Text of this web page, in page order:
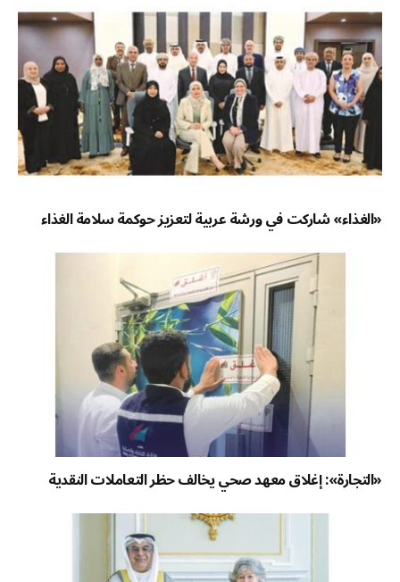
«الغذاء» شاركت في ورشة عربية لتعزيز حوكمة سلامة الغذاء
«التجارة»: إغلاق معهد صحي يخالف حظر التعاملات النقدية